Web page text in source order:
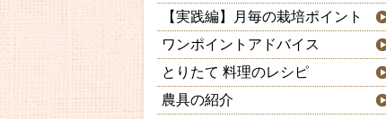
【実践編】月毎の栽培ポイント
ワンポイントアドバイス
とりたて 料理のレシピ
農具の紹介